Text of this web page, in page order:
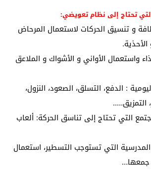
تحتاج إلى نظام تعويضي:
و تنسيق الحركات لاستعمال المرحاض
واستعمال الأواني و الأشواك و الملاعق
: الدفع، التسلق، الصعود، النزول،
التمزيق…..
التي تحتاج إلى تناسق الحركة: ألعاب
التي تستوجب التسطير، استعمال
جمعها…